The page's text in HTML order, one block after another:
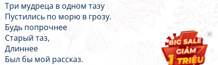
Три мудреца в одном тазу
Пустились по морю в грозу.
Будь попрочнее
Старый таз,
Длиннее
Был бы мой рассказ.